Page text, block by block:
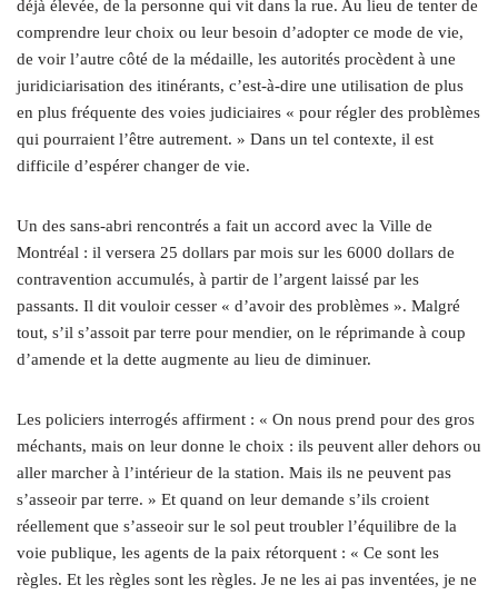
déjà élevée, de la personne qui vit dans la rue. Au lieu de tenter de
comprendre leur choix ou leur besoin d’adopter ce mode de vie,
de voir l’autre côté de la médaille, les autorités procèdent à une
juridiciarisation des itinérants, c’est-à-dire une utilisation de plus
en plus fréquente des voies judiciaires « pour régler des problèmes
qui pourraient l’être autrement. » Dans un tel contexte, il est
difficile d’espérer changer de vie.
Un des sans-abri rencontrés a fait un accord avec la Ville de
Montréal : il versera 25 dollars par mois sur les 6000 dollars de
contravention accumulés, à partir de l’argent laissé par les
passants. Il dit vouloir cesser « d’avoir des problèmes ». Malgré
tout, s’il s’assoit par terre pour mendier, on le réprimande à coup
d’amende et la dette augmente au lieu de diminuer.
Les policiers interrogés affirment : « On nous prend pour des gros
méchants, mais on leur donne le choix : ils peuvent aller dehors ou
aller marcher à l’intérieur de la station. Mais ils ne peuvent pas
s’asseoir par terre. » Et quand on leur demande s’ils croient
réellement que s’asseoir sur le sol peut troubler l’équilibre de la
voie publique, les agents de la paix rétorquent : « Ce sont les
règles. Et les règles sont les règles. Je ne les ai pas inventées, je ne